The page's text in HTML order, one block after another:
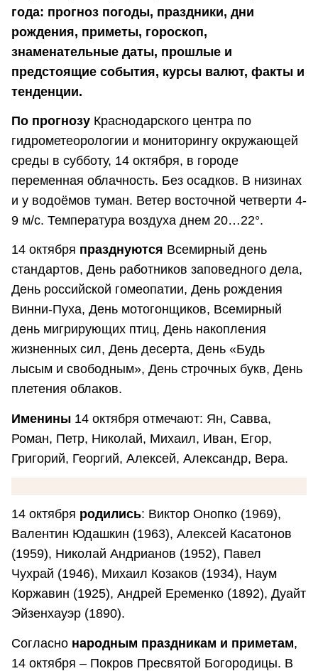
года: прогноз погоды, праздники, дни
рождения, приметы, гороскоп,
знаменательные даты, прошлые и
предстоящие события, курсы валют, факты и
тенденции.
По прогнозу Краснодарского центра по
гидрометеорологии и мониторингу окружающей
среды в субботу, 14 октября, в городе
переменная облачность. Без осадков. В низинах
и у водоёмов туман. Ветер восточной четверти 4-
9 м/с. Температура воздуха днем 20…22°.
14 октября празднуются Всемирный день
стандартов, День работников заповедного дела,
День российской гомеопатии, День рождения
Винни-Пуха, День мотогонщиков, Всемирный
день мигрирующих птиц, День накопления
жизненных сил, День десерта, День «Будь
лысым и свободным», День строчных букв, День
плетения облаков.
Именины 14 октября отмечают: Ян, Савва,
Роман, Петр, Николай, Михаил, Иван, Егор,
Григорий, Георгий, Алексей, Александр, Вера.
14 октября родились: Виктор Онопко (1969),
Валентин Юдашкин (1963), Алексей Касатонов
(1959), Николай Андрианов (1952), Павел
Чухрай (1946), Михаил Козаков (1934), Наум
Коржавин (1925), Андрей Еременко (1892), Дуайт
Эйзенхауэр (1890).
Согласно народным праздникам и приметам,
14 октября – Покров Пресвятой Богородицы. В